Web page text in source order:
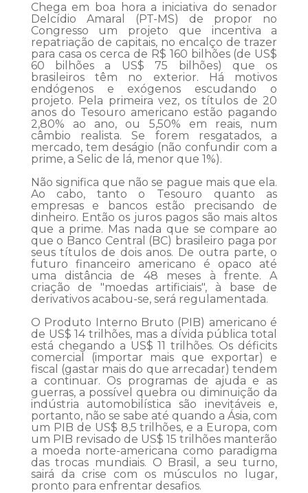
Chega em boa hora a iniciativa do senador
Delcídio Amaral (PT-MS) de propor no
Congresso um projeto que incentiva a
repatriação de capitais, no encalço de trazer
para casa os cerca de R$ 160 bilhões (de US$
60 bilhões a US$ 75 bilhões) que os
brasileiros têm no exterior. Há motivos
endógenos e exógenos escudando o
projeto. Pela primeira vez, os títulos de 20
anos do Tesouro americano estão pagando
2,80% ao ano, ou 5,50% em reais, num
câmbio realista. Se forem resgatados, a
mercado, tem deságio (não confundir com a
prime, a Selic de lá, menor que 1%).
Não significa que não se pague mais que ela.
Ao cabo, tanto o Tesouro quanto as
empresas e bancos estão precisando de
dinheiro. Então os juros pagos são mais altos
que a prime. Mas nada que se compare ao
que o Banco Central (BC) brasileiro paga por
seus títulos de dois anos. De outra parte, o
futuro financeiro americano é opaco até
uma distância de 48 meses à frente. A
criação de "moedas artificiais", à base de
derivativos acabou-se, será regulamentada.
O Produto Interno Bruto (PIB) americano é
de US$ 14 trilhões, mas a dívida pública total
está chegando a US$ 11 trilhões. Os déficits
comercial (importar mais que exportar) e
fiscal (gastar mais do que arrecadar) tendem
a continuar. Os programas de ajuda e as
guerras, a possível quebra ou diminuição da
indústria automobilística são inevitáveis e,
portanto, não se sabe até quando a Ásia, com
um PIB de US$ 8,5 trilhões, e a Europa, com
um PIB revisado de US$ 15 trilhões manterão
a moeda norte-americana como paradigma
das trocas mundiais. O Brasil, a seu turno,
sairá da crise com os músculos no lugar,
pronto para enfrentar desafios.